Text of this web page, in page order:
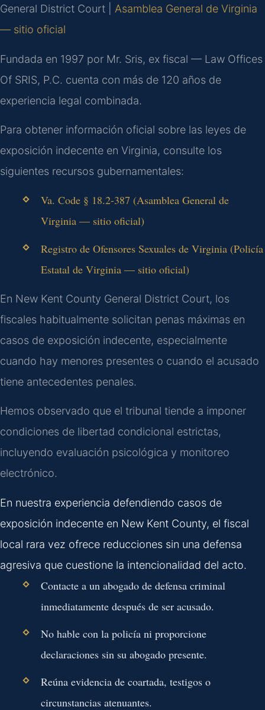
General District Court | Asamblea General de Virginia
— sitio oficial
Fundada en 1997 por Mr. Sris, ex fiscal — Law Offices
Of SRIS, P.C. cuenta con más de 120 años de
experiencia legal combinada.
Para obtener información oficial sobre las leyes de
exposición indecente en Virginia, consulte los
siguientes recursos gubernamentales:
Va. Code § 18.2-387 (Asamblea General de
Virginia — sitio oficial)
Registro de Ofensores Sexuales de Virginia (Policía
Estatal de Virginia — sitio oficial)
En New Kent County General District Court, los
fiscales habitualmente solicitan penas máximas en
casos de exposición indecente, especialmente
cuando hay menores presentes o cuando el acusado
tiene antecedentes penales.
Hemos observado que el tribunal tiende a imponer
condiciones de libertad condicional estrictas,
incluyendo evaluación psicológica y monitoreo
electrónico.
En nuestra experiencia defendiendo casos de
exposición indecente en New Kent County, el fiscal
local rara vez ofrece reducciones sin una defensa
agresiva que cuestione la intencionalidad del acto.
Contacte a un abogado de defensa criminal
inmediatamente después de ser acusado.
No hable con la policía ni proporcione
declaraciones sin su abogado presente.
Reúna evidencia de coartada, testigos o
circunstancias atenuantes.